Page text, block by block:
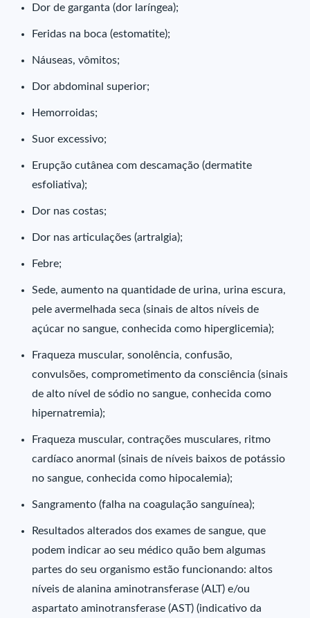
Dor de garganta (dor laríngea);
Feridas na boca (estomatite);
Náuseas, vômitos;
Dor abdominal superior;
Hemorroidas;
Suor excessivo;
Erupção cutânea com descamação (dermatite
esfoliativa);
Dor nas costas;
Dor nas articulações (artralgia);
Febre;
Sede, aumento na quantidade de urina, urina escura,
pele avermelhada seca (sinais de altos níveis de
açúcar no sangue, conhecida como hiperglicemia);
Fraqueza muscular, sonolência, confusão,
convulsões, comprometimento da consciência (sinais
de alto nível de sódio no sangue, conhecida como
hipernatremia);
Fraqueza muscular, contrações musculares, ritmo
cardíaco anormal (sinais de níveis baixos de potássio
no sangue, conhecida como hipocalemia);
Sangramento (falha na coagulação sanguínea);
Resultados alterados dos exames de sangue, que
podem indicar ao seu médico quão bem algumas
partes do seu organismo estão funcionando: altos
níveis de alanina aminotransferase (ALT) e/ou
aspartato aminotransferase (AST) (indicativo da